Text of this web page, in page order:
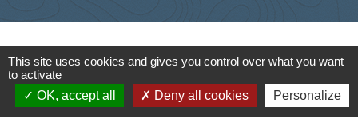
Cyclad
CDC Aunis Atlantique
This site uses cookies and gives you control over what you want
to activate
OK, accept all
Deny all cookies Personalize